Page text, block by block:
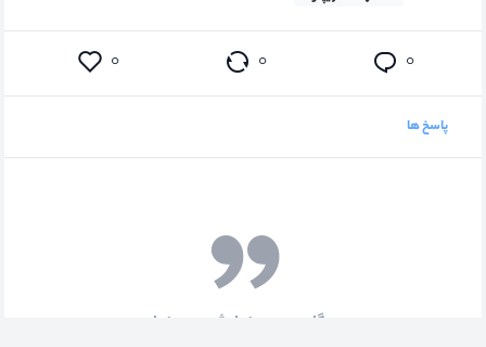
۰ ۰ ۰
پاسخ ها
دیدگاهی جهت نمایش وجود ندارد